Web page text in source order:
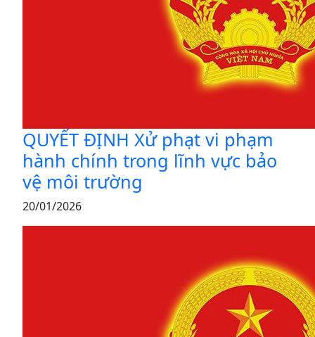
QUYẾT ĐỊNH Xử phạt vi phạm
hành chính trong lĩnh vực bảo
vệ môi trường
20/01/2026